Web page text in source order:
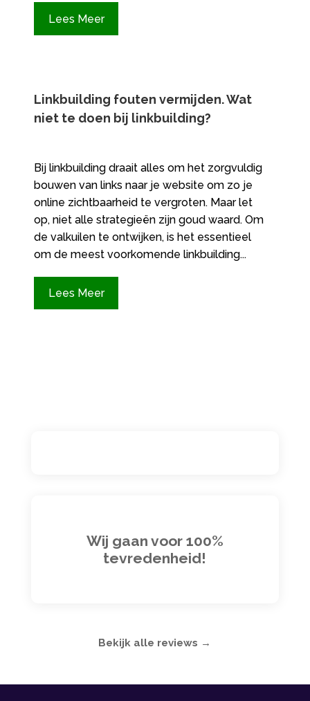
Lees Meer
Linkbuilding fouten vermijden.​ Wat
niet te doen bij linkbuilding?
Bij linkbuilding draait alles om het zorgvuldig
bouwen van links naar je website om zo je
online zichtbaarheid te vergroten.​ Maar let
op, niet alle strategieën zijn goud waard.​ Om
de valkuilen te ontwijken, is het essentieel
om de meest voorkomende linkbuilding...
Lees Meer
Wij gaan voor 100%
tevredenheid!
Bekijk alle reviews →